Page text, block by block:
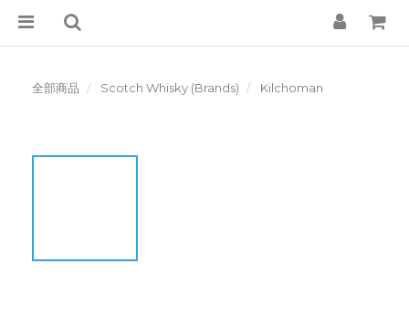
全部商品 Scotch Whisky (Brands) Kilchoman